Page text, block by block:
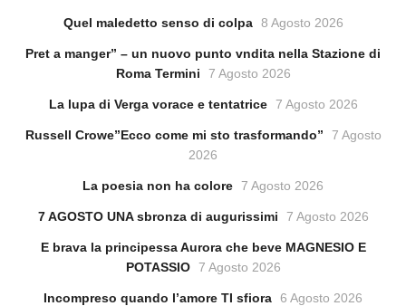
Quel maledetto senso di colpa 8 Agosto 2026
Pret a manger” – un nuovo punto vndita nella Stazione di
Roma Termini
7 Agosto 2026
La lupa di Verga vorace e tentatrice 7 Agosto 2026
Russell Crowe”Ecco come mi sto trasformando”
7 Agosto
2026
La poesia non ha colore 7 Agosto 2026
7 AGOSTO UNA sbronza di augurissimi 7 Agosto 2026
E brava la principessa Aurora che beve MAGNESIO E
POTASSIO 7 Agosto 2026
Incompreso quando l’amore TI sfiora 6 Agosto 2026